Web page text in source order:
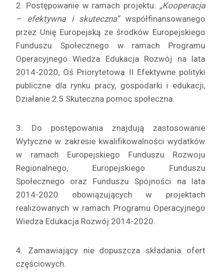
2. Postępowanie w ramach projektu: „Kooperacja
– efektywna i skuteczna” współfinansowanego
przez Unię Europejską ze środków Europejskiego
Funduszu Społecznego w ramach Programu
Operacyjnego Wiedza Edukacja Rozwój na lata
2014-2020, Oś Priorytetowa II Efektywne polityki
publiczne dla rynku pracy, gospodarki i edukacji,
Działanie 2.5 Skuteczna pomoc społeczna.
3. Do postępowania znajdują zastosowanie
Wytyczne w zakresie kwalifikowalności wydatków
w ramach Europejskiego Funduszu Rozwoju
Regionalnego, Europejskiego Funduszu
Społecznego oraz Funduszu Spójności na lata
2014-2020 obowiązujących w projektach
realizowanych w ramach Programu Operacyjnego
Wiedza Edukacja Rozwój 2014-2020.
4. Zamawiający nie dopuszcza składania ofert
częściowych.